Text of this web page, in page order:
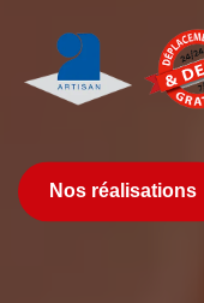
Nos réalisations